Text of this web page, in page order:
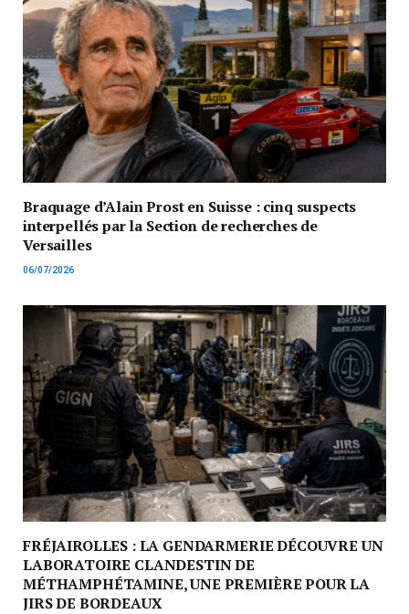
Braquage d’Alain Prost en Suisse : cinq suspects
interpellés par la Section de recherches de
Versailles
06/07/2026
FRÉJAIROLLES : LA GENDARMERIE DÉCOUVRE UN
LABORATOIRE CLANDESTIN DE
MÉTHAMPHÉTAMINE, UNE PREMIÈRE POUR LA
JIRS DE BORDEAUX